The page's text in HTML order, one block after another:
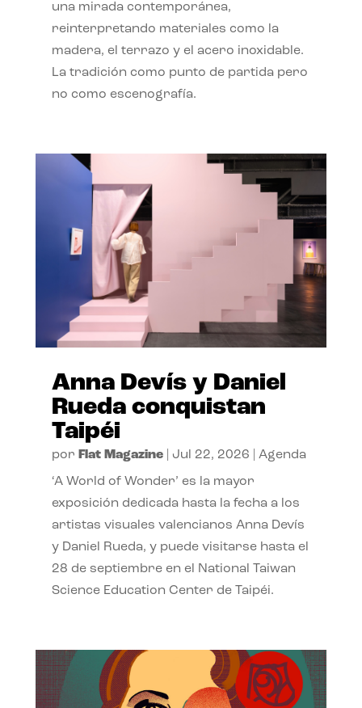
una mirada contemporánea,
reinterpretando materiales como la
madera, el terrazo y el acero inoxidable.
La tradición como punto de partida pero
no como escenografía.
Anna Devís y Daniel
Rueda conquistan
Taipéi
por Flat Magazine| Jul 22, 2026 Agenda
‘A World of Wonder’ es la mayor
exposición dedicada hasta la fecha a los
artistas visuales valencianos Anna Devís
y Daniel Rueda, y puede visitarse hasta el
28 de septiembre en el National Taiwan
Science Education Center de Taipéi.